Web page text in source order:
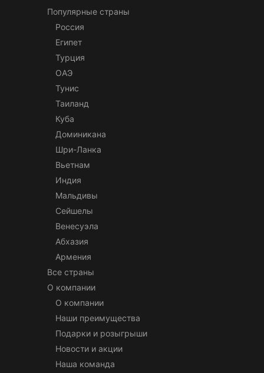
Популярные страны
Россия
Египет
Турция
ОАЭ
Тунис
Таиланд
Куба
Доминикана
Шри-Ланка
Вьетнам
Индия
Мальдивы
Сейшелы
Венесуэла
Абхазия
Армения
Все страны
О компании
О компании
Наши преимущества
Подарки и розыгрыши
Новости и акции
Наша команда